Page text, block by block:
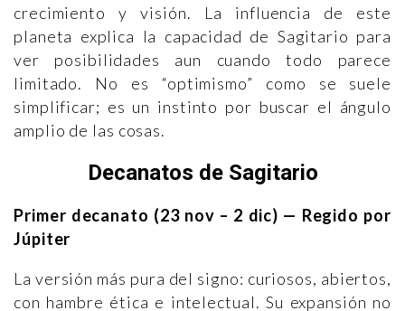
crecimiento y visión. La influencia de este
planeta explica la capacidad de Sagitario para
ver posibilidades aun cuando todo parece
limitado. No es “optimismo” como se suele
simplificar; es un instinto por buscar el ángulo
amplio de las cosas.
Decanatos de Sagitario
Primer decanato (23 nov – 2 dic) — Regido por
Júpiter
La versión más pura del signo: curiosos, abiertos,
con hambre ética e intelectual. Su expansión no